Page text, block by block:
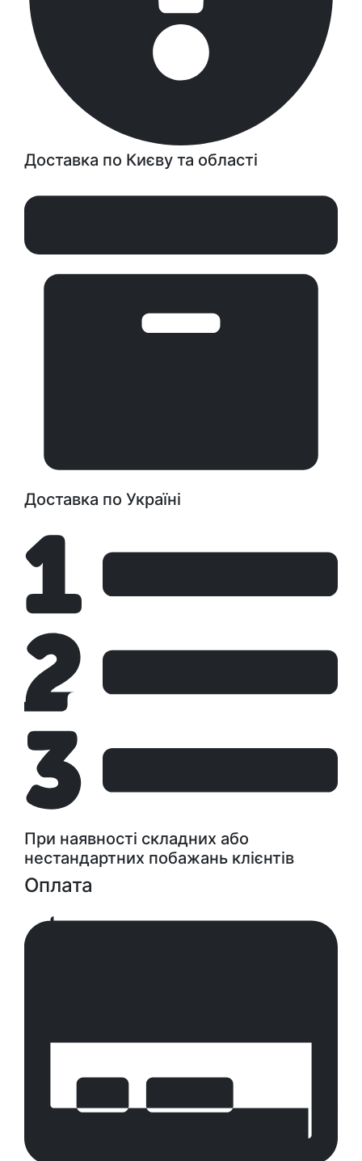
Доставка по Києву та області
Доставка по Україні
При наявності складних або
нестандартних побажань клієнтів
Оплата